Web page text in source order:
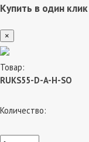
Купить в один клик
×
Товар:
RUKS55-D-A-H-SO
Количество: